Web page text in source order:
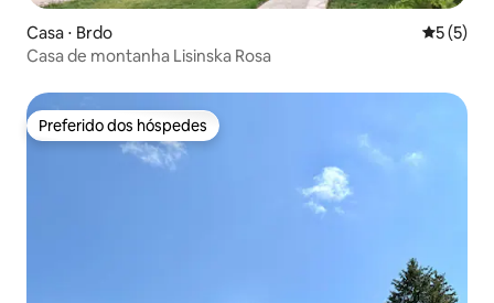
Casa ⋅ Brdo 5 de
5 (5)
Casa de montanha Lisinska Rosa
Preferido dos hóspedes
Preferido dos hóspedes